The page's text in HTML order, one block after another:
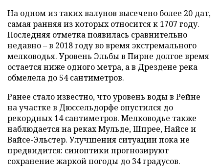
На одном из таких валунов высечено более 20 дат,
самая ранняя из которых относится к 1707 году.
Последняя отметка появилась сравнительно
недавно – в 2018 году во время экстремального
мелководья. Уровень Эльбы в Пирне долгое время
остается ниже одного метра, а в Дрездене река
обмелела до 54 сантиметров.
Ранее стало известно, что уровень воды в Рейне
на участке в Дюссельдорфе опустился до
рекордных 14 сантиметров. Мелководье также
наблюдается на реках Мульде, Шпрее, Найсе и
Вайсе-Эльстер. Улучшения ситуации пока не
предвидится: синоптики прогнозируют
сохранение жаркой погоды до 34 градусов.